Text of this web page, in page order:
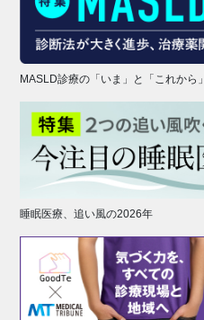
MASLD診療の「いま」と「これから」
睡眠医療、追い風の2026年